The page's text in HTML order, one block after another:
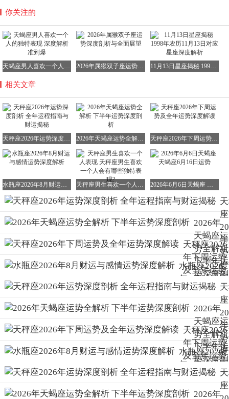
响，包括星座、出生地、出生年月日时等。因此，每个人的
运势都会有所不同。
天秤座己婚女性2026年4月20日运势再探讨
尽管前面已经对天秤座己婚女性在2026年4月20日的运势进
行了预测，但这里还想再强调一下。这一天对于你来说确实
容易取得成功。因此，不妨大胆尝试一些新的挑战或机会，
说不定会有意想不到的收获。
不过，毕竟每个人的情况都是独特的，免费解答的水平也有
限。如果你对运势有更高的要求或更具体的疑问，建议花钱
找专业人士进行咨询。他们可以根据你的具体情况提供更准
确的预测和建议。
若你想获得更权威的解答，可以关注徽声在线的相关星座运
势栏目。按照要求发布你的帖子，他们会在规定时间内回复
你。但请注意，一定要按照格式发布信息，否则他们是不会
在提供信息时，请务必确保信息的完整性，包括性别、出生
地、出生年月日时（注明公历或农历及是否有夏令时）等。
这些信息对于准确预测你的运势至关重要。
欢迎补全信息来追问我，我会尽我所能为你提供帮助。但请
确保你的信息是完整的，否则我无法给出准确的解答。
假设你是公历1990年12月9日卯时出生的。这个盘命身空
劫，花钱较快，且容易接近命理、想象力丰富。虽然命财官
迁没有见到任何吉星，但本身是同梁组合，道德原则还是很
坚守的。福德宫太阴权入，内心要求比较高，喜欢安静上档
次的事物。综合来看，这个盘有着比较深的心思，经常喜欢
照顾别人，道德方面难以挑出毛病。但吉星主要分布在兄弟
宫和奴仆宫一线，自己的吉星不多能力有限[普通人]。夫妻
你关注的
天蝎座男人喜欢一个人的独特表现 深度解析准到爆 2026年属猴双子座运势深度剖析与全面展望 11月13日星座揭秘 1998年农历11月13日对应星座深度解析
相关文章
天秤座2026年运势深度剖析 全年运程指南与财运揭秘 2026年天蝎座运势全解析 下半年运势深度剖析 天秤座2026年下周运势及全年运势深度解读
水瓶座2026年8月财运与感情运势深度解析 天秤座男生喜欢一个人表现 天秤座男生喜欢一个人会有哪些独特表现? 2026年6月6日天蝎座 天蝎座6月16日运势
座
析
秘
2026年
天蝎座运
势全解析
下半年运
势深度剖
析
天秤座2026
年下周运势
及全年运势
深度解读
水瓶座2026
年8月财运与
感情运势深
度解析
座
析
2026年
天蝎座运
势全解析
下半年运
势深度剖
析
天秤座2026
年下周运势
及全年运势
深度解读
水瓶座2026
年8月财运与
感情运势深
度解析
座
2026年